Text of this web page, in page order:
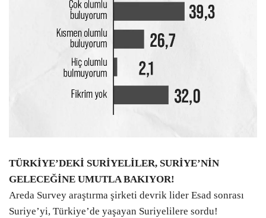
TÜRKİYE’DEKİ SURİYELİLER, SURİYE’NİN
GELECEĞİNE UMUTLA BAKIYOR!
Areda Survey araştırma şirketi devrik lider Esad sonrası
Suriye’yi, Türkiye’de yaşayan Suriyelilere sordu!